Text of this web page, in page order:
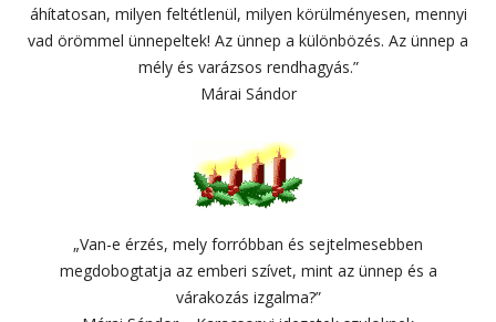
áhítatosan, milyen feltétlenül, milyen körülményesen, mennyi
vad örömmel ünnepeltek! Az ünnep a különbözés. Az ünnep a
mély és varázsos rendhagyás.”
Márai Sándor
„Van-e érzés, mely forróbban és sejtelmesebben
megdobogtatja az emberi szívet, mint az ünnep és a
várakozás izgalma?”